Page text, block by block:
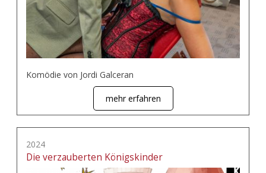
Komödie von Jordi Galceran
mehr erfahren
2024
Die verzauberten Königskinder